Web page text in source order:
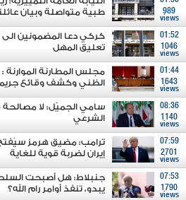
989
views
طبية متواصلة وبيان
01:52
1046
views
كركي دعا المضمونين الى
تعليق المهل
01:44
1643
views
مجلس المطارنة الموارنة :
الظني وكشف وقائع
08:36
1140
views
سامي الجميّل: لا مصالحة
الشرعي
07:59
2701
views
ترامب: مضيق هرمز
إيران لضربة قوية للغاية
07:53
1790
views
جنبلاط: هل أصبحت
يبدو، تنفذ أوامر رام الله؟